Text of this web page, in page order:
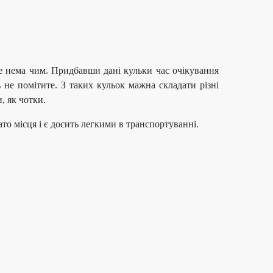
нема чим. Придбавши дані кульки час очікування
помітите. З таких кульок мажна складати різні
як чотки.
місця і є досить легкими в транспортуванні.